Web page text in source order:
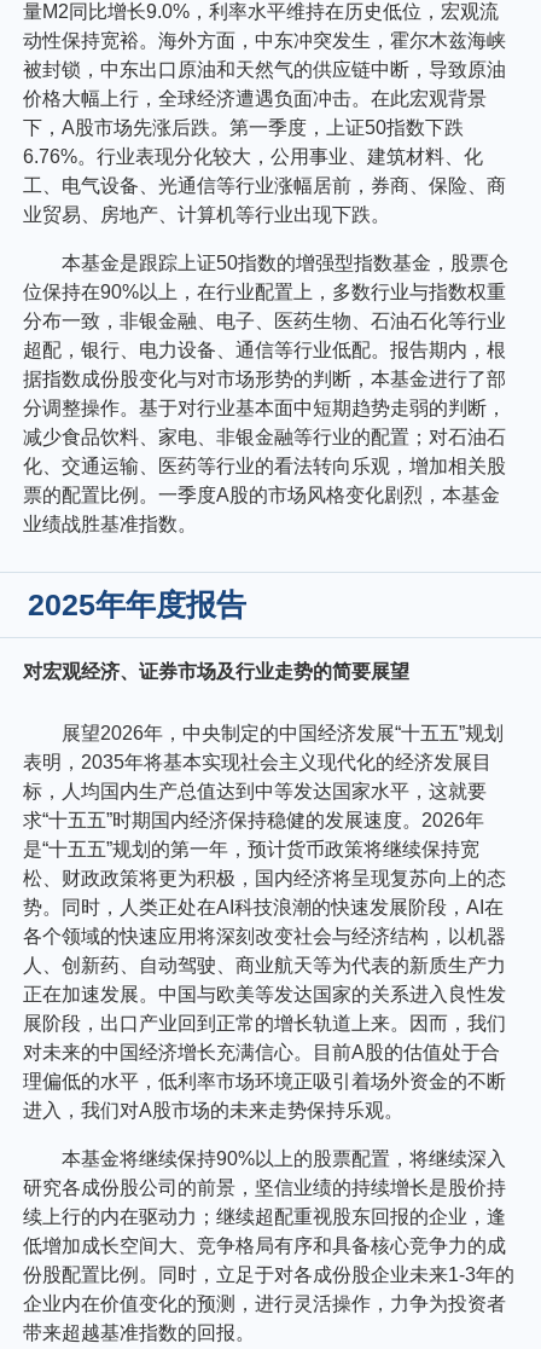
量M2同比增长9.0%，利率水平维持在历史低位，宏观流
动性保持宽裕。海外方面，中东冲突发生，霍尔木兹海峡
被封锁，中东出口原油和天然气的供应链中断，导致原油
价格大幅上行，全球经济遭遇负面冲击。在此宏观背景
下，A股市场先涨后跌。第一季度，上证50指数下跌
6.76%。行业表现分化较大，公用事业、建筑材料、化
工、电气设备、光通信等行业涨幅居前，券商、保险、商
业贸易、房地产、计算机等行业出现下跌。
本基金是跟踪上证50指数的增强型指数基金，股票仓
位保持在90%以上，在行业配置上，多数行业与指数权重
分布一致，非银金融、电子、医药生物、石油石化等行业
超配，银行、电力设备、通信等行业低配。报告期内，根
据指数成份股变化与对市场形势的判断，本基金进行了部
分调整操作。基于对行业基本面中短期趋势走弱的判断，
减少食品饮料、家电、非银金融等行业的配置；对石油石
化、交通运输、医药等行业的看法转向乐观，增加相关股
票的配置比例。一季度A股的市场风格变化剧烈，本基金
业绩战胜基准指数。
2025年年度报告
对宏观经济、证券市场及行业走势的简要展望
展望2026年，中央制定的中国经济发展“十五五”规划
表明，2035年将基本实现社会主义现代化的经济发展目
标，人均国内生产总值达到中等发达国家水平，这就要
求“十五五”时期国内经济保持稳健的发展速度。2026年
是“十五五”规划的第一年，预计货币政策将继续保持宽
松、财政政策将更为积极，国内经济将呈现复苏向上的态
势。同时，人类正处在AI科技浪潮的快速发展阶段，AI在
各个领域的快速应用将深刻改变社会与经济结构，以机器
人、创新药、自动驾驶、商业航天等为代表的新质生产力
正在加速发展。中国与欧美等发达国家的关系进入良性发
展阶段，出口产业回到正常的增长轨道上来。因而，我们
对未来的中国经济增长充满信心。目前A股的估值处于合
理偏低的水平，低利率市场环境正吸引着场外资金的不断
进入，我们对A股市场的未来走势保持乐观。
本基金将继续保持90%以上的股票配置，将继续深入
研究各成份股公司的前景，坚信业绩的持续增长是股价持
续上行的内在驱动力；继续超配重视股东回报的企业，逢
低增加成长空间大、竞争格局有序和具备核心竞争力的成
份股配置比例。同时，立足于对各成份股企业未来1-3年的
企业内在价值变化的预测，进行灵活操作，力争为投资者
带来超越基准指数的回报。